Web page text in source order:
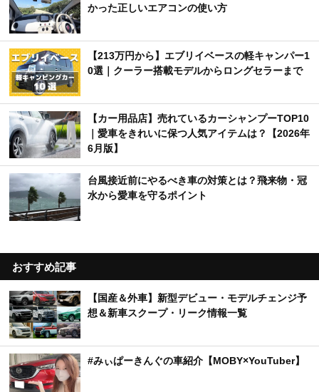
かった正しいエアコンの使い方
【213万円から】エブリイベースの軽キャンパー1
0選｜クーラー搭載モデルからロングセラーまで
【カー用品店】売れているカーシャンプーTOP10
｜愛車をきれいに保つ人気アイテムは？【2026年
6月版】
台風接近前にやるべき車の対策とは？飛来物・冠
水から愛車を守るポイント
おすすめ記事
【国産＆外車】新型デビュー・モデルチェンジ予
想＆新車スクープ・リーク情報一覧
#みぃぱーきんぐの車紹介【MOBY×YouTuber】